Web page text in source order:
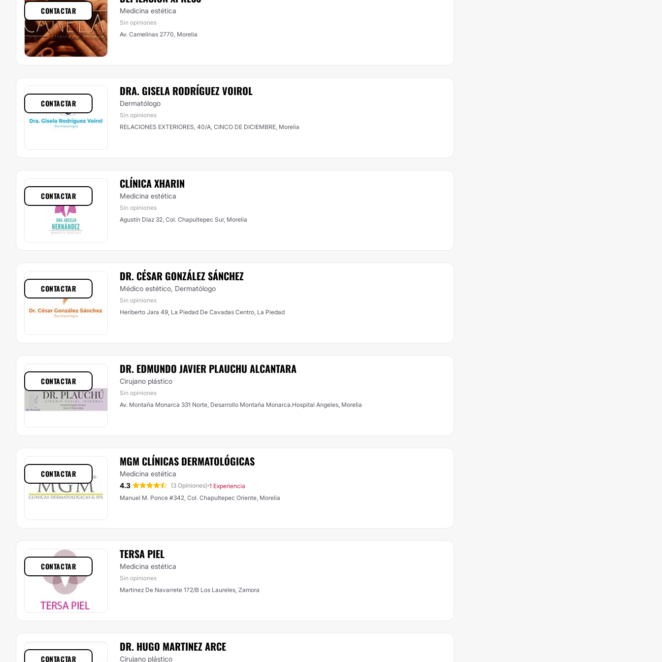
Medicina estética
Sin opiniones
Av. Camelinas 2770, Morelia
CONTACTAR
DRA. GISELA RODRÍGUEZ VOIROL
Dermatólogo
Sin opiniones
RELACIONES EXTERIORES, 40/A, CINCO DE DICIEMBRE, Morelia
CONTACTAR
CLÍNICA XHARIN
Medicina estética
Sin opiniones
Agustín Díaz 32, Col. Chapultepec Sur, Morelia
CONTACTAR
DR. CÉSAR GONZÁLEZ SÁNCHEZ
Médico estético, Dermatólogo
Sin opiniones
Heriberto Jara 49, La Piedad De Cavadas Centro, La Piedad
CONTACTAR
DR. EDMUNDO JAVIER PLAUCHU ALCANTARA
Cirujano plástico
Sin opiniones
Av. Montaña Monarca 331 Norte, Desarrollo Montaña Monarca.Hospital Angeles, Morelia
CONTACTAR
MGM CLÍNICAS DERMATOLÓGICAS
Medicina estética
4.3
(3 Opiniones)·1 Experiencia
Manuel M. Ponce #342, Col. Chapultepec Oriente, Morelia
CONTACTAR
TERSA PIEL
Medicina estética
Sin opiniones
Martinez De Navarrete 172/B Los Laureles, Zamora
CONTACTAR
DR. HUGO MARTINEZ ARCE
Cirujano plástico
CONTACTAR